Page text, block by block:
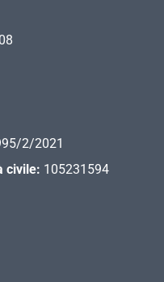
2/2021
civile: 105231594